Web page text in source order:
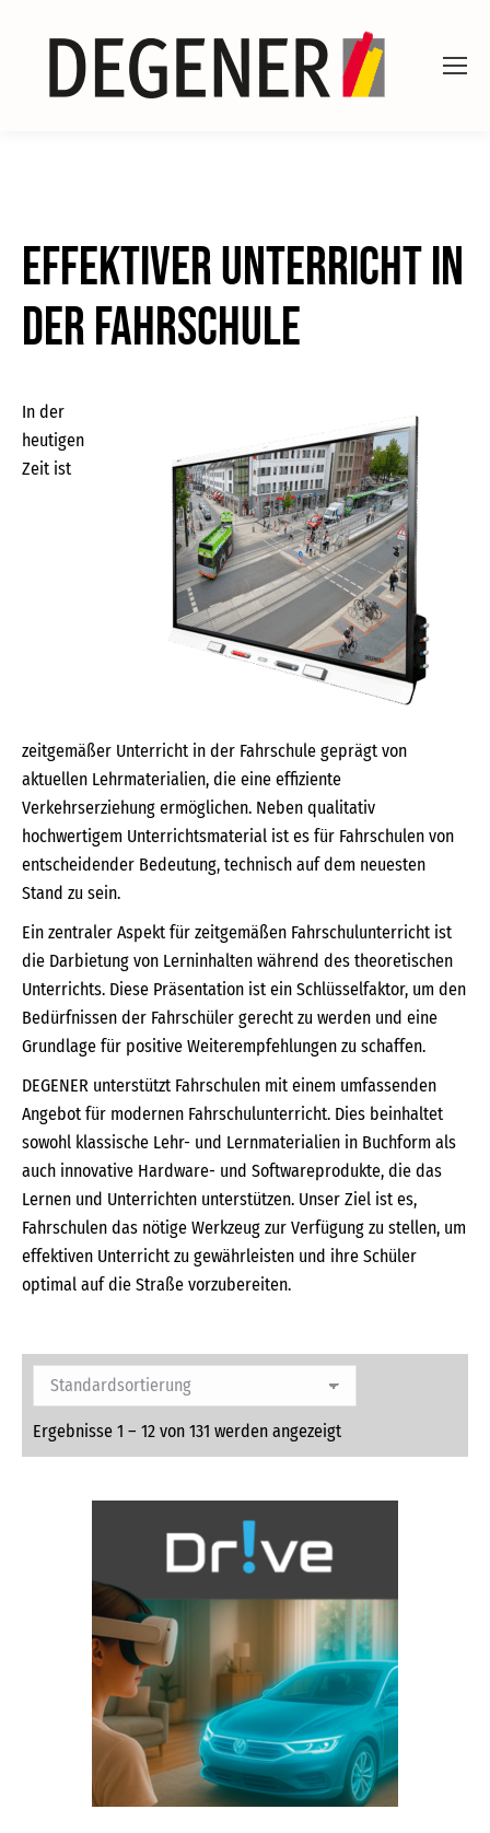
Effektiver Unterricht in
der Fahrschule
In der
heutigen
Zeit ist
zeitgemäßer Unterricht in der Fahrschule geprägt von
aktuellen Lehrmaterialien, die eine effiziente
Verkehrserziehung ermöglichen. Neben qualitativ
hochwertigem Unterrichtsmaterial ist es für Fahrschulen von
entscheidender Bedeutung, technisch auf dem neuesten
Stand zu sein.
Ein zentraler Aspekt für zeitgemäßen Fahrschulunterricht ist
die Darbietung von Lerninhalten während des theoretischen
Unterrichts. Diese Präsentation ist ein Schlüsselfaktor, um den
Bedürfnissen der Fahrschüler gerecht zu werden und eine
Grundlage für positive Weiterempfehlungen zu schaffen.
DEGENER unterstützt Fahrschulen mit einem umfassenden
Angebot für modernen Fahrschulunterricht. Dies beinhaltet
sowohl klassische Lehr- und Lernmaterialien in Buchform als
auch innovative Hardware- und Softwareprodukte, die das
Lernen und Unterrichten unterstützen. Unser Ziel ist es,
Fahrschulen das nötige Werkzeug zur Verfügung zu stellen, um
effektiven Unterricht zu gewährleisten und ihre Schüler
optimal auf die Straße vorzubereiten.
Ergebnisse 1 – 12 von 131 werden angezeigt